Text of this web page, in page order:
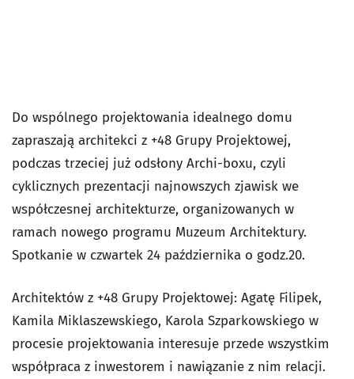
Do wspólnego projektowania idealnego domu
zapraszają architekci z +48 Grupy Projektowej,
podczas trzeciej już odsłony Archi-boxu, czyli
cyklicznych prezentacji najnowszych zjawisk we
współczesnej architekturze, organizowanych w
ramach nowego programu Muzeum Architektury.
Spotkanie w czwartek 24 października o godz.20.
Architektów z +48 Grupy Projektowej: Agatę Filipek,
Kamila Miklaszewskiego, Karola Szparkowskiego w
procesie projektowania interesuje przede wszystkim
współpraca z inwestorem i nawiązanie z nim relacji.